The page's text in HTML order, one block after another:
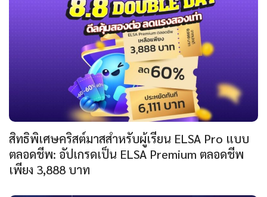
สิทธิพิเศษคริสต์มาสสำหรับผู้เรียน ELSA Pro แบบ
ตลอดชีพ: อัปเกรดเป็น ELSA Premium ตลอดชีพ
เพียง 3,888 บาท